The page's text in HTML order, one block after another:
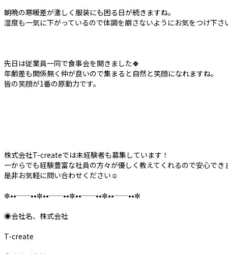
朝晩の寒暖差が激しく服装にも困る日が続きますね。
湿度も一気に下がっているので体調を崩さないようにお気をつけ下さ
先日は従業員一同で食事会を開きました🍀
年齢差も関係無く仲が良いので集まると自然と笑顔になれますね。
皆の笑顔が1番の原動力です。
株式会社T-createでは未経験者も募集しています！
一からでも経験豊富な社員の方々が優しく教えてくれるので安心でき
是非お気軽に問い合わせください‪‪☺︎‬
✼••┈┈••✼••┈┈••✼••┈┈••✼••┈┈••✼
◉会社名、株式会社
T-create